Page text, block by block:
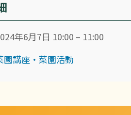
年6月7日 10:00 – 11:00
園講座・菜園活動